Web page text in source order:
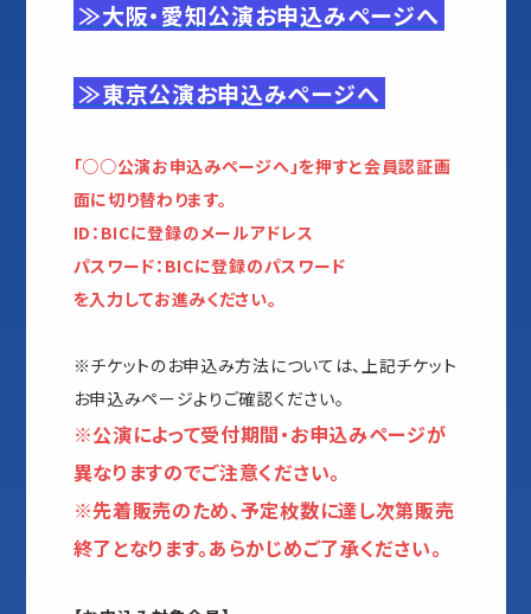
≫大阪・愛知公演お申込みページへ
≫東京公演お申込みページへ
「○○公演お申込みページへ」を押すと会員認証画
面に切り替わります。
ID：BICに登録のメールアドレス
パスワード：BICに登録のパスワード
を入力してお進みください。
※チケットのお申込み方法については、上記チケット
お申込みページよりご確認ください。
※公演によって受付期間・お申込みページが
異なりますのでご注意ください。
※先着販売のため、予定枚数に達し次第販売
終了となります。あらかじめご了承ください。